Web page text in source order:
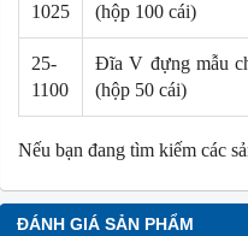
1025
(hộp 100 cái)
25-
1100
Đĩa V đựng mẫu
(hộp 50 cái)
Nếu bạn đang tìm kiếm các
ĐÁNH GIÁ SẢN PHẨM